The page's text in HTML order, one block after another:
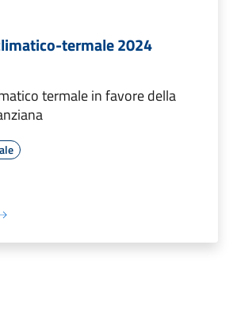
termale 2024
termale in favore della